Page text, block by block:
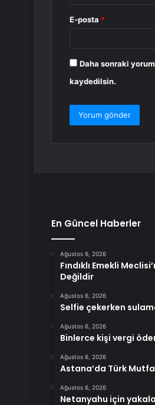
E-posta *
Daha sonraki
kaydedilsin.
En Güncel Haberler
Ağustos 6, 2026
Fındıklı Emekli
Değildir
Ağustos 6, 2026
Selfie çekerken
Ağustos 6, 2026
Binlerce kişi vergi
Ağustos 6, 2026
Astana’da Türk
Ağustos 6, 2026
Netanyahu için